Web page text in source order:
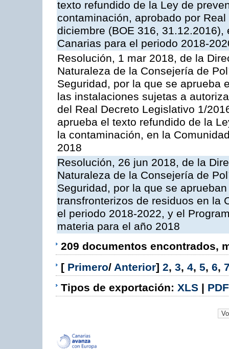
texto refundido de la Ley de
contaminación, aprobado por
diciembre (BOE 316,
Canarias para el periodo 2018-
Resolución, 1 mar 2018, de la
Naturaleza de la Consejería de
Seguridad, por la que se aprueba
las instalaciones sujetas a
del Real Decreto Legislativo 1/
aprueba el texto refundido de la
la contaminación, en la
2018
Resolución, 26 jun 2018, de la
Naturaleza de la Consejería de
Seguridad, por la que se
transfronterizos de residuos en la
el periodo 2018-2022, y el
materia para el año 2018
209 documentos encontrados,
[ Primero/ Anterior] 2, 3, 4, 5, 6,
Tipos de exportación: XLS | PDF